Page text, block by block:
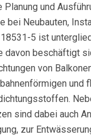
und
bei Neubauten,
18531-5 ist
davon beschäftigt
von
und
sind dabei auch
zur